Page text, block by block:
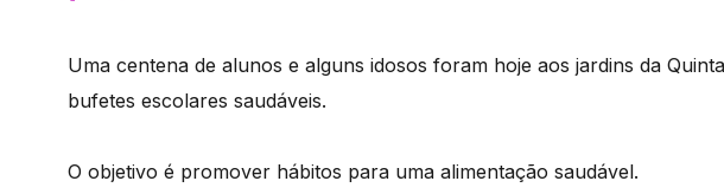
Uma centena de alunos e alguns idosos foram hoje aos jardins da
bufetes escolares saudáveis.
O objetivo é promover hábitos para uma alimentação saudável.